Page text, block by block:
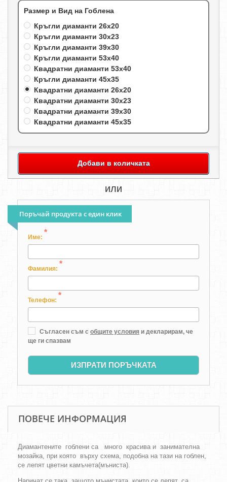
Размер и Вид на Гоблена
Кръгли диаманти 26х20
Кръгли диаманти 30х23
Кръгли диаманти 39х30
Кръгли диаманти 53х40
Квадратни диаманти 53х40
Кръгли диаманти 45х35
Квадратни диаманти 26х20
Квадратни диаманти 30х23
Квадратни диаманти 39х30
Квадратни диаманти 45х35
Добави в количката
или
Поръчай продукта с един клик
Име:
*
Фамилия:
*
Телефон:
*
Съгласен съм с общите условия и декларирам, че
ще ги спазвам
ИЗПРАТИ ПОРЪЧКАТА
ПОВЕЧЕ ИНФОРМАЦИЯ
Диамантените гоблени са много красива и занимателна
мозайка, при която върху схема, подобна на тази на гоблен,
се лепят цветни камъчета(мъниста).